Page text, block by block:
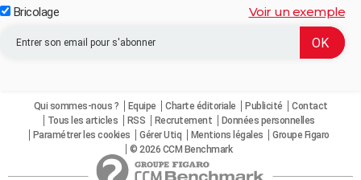
Bricolage Voir un exemple
Qui sommes-nous ? Equipe Charte éditoriale Publicité
Contact
Tous les articles
RSS Recrutement
Données personnelles
Paramétrer les cookies
Gérer Utiq Mentions légales
Groupe Figaro
© 2026 CCM Benchmark